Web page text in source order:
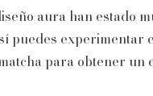
aura han estado
puedes experimentar
para obtener un